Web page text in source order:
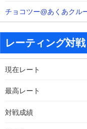
チョコツー@あくあクル
レーティング対戦
現在レート
最高レート
対戦成績